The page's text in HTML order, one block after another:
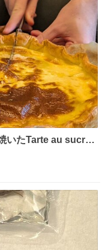
いたTarte au sucre
をたっぷり振りか
。溶けた砂糖はね
に見えてナポレオ